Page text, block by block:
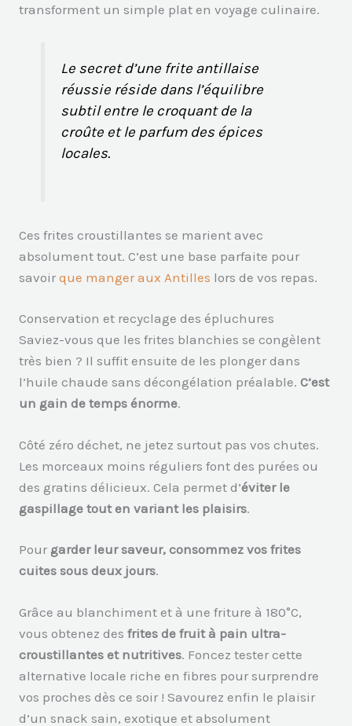
transforment un simple plat en voyage culinaire.
Le secret d’une frite antillaise
réussie réside dans l’équilibre
subtil entre le croquant de la
croûte et le parfum des épices
locales.
Ces frites croustillantes se marient avec
absolument tout. C’est une base parfaite pour
savoirque manger aux Antilles lors de vos repas.
Conservation et recyclage des épluchures
Saviez-vous que les frites blanchies se congèlent
très bien ? Il suffit ensuite de les plonger dans
l’huile chaude sans décongélation préalable.C’est
un gain de temps énorme.
Côté zéro déchet, ne jetez surtout pas vos chutes.
Les morceaux moins réguliers font des purées ou
des gratins délicieux. Cela permet d’éviter le
gaspillage tout en variant les plaisirs.
Pour garder leur saveur, consommez vos frites
cuites sous deux jours.
Grâce au blanchiment et à une friture à 180°C,
vous obtenez desfrites de fruit à pain ultra-
croustillantes et nutritives. Foncez tester cette
alternative locale riche en fibres pour surprendre
vos proches dès ce soir ! Savourez enfin le plaisir
d’un snack sain, exotique et absolument